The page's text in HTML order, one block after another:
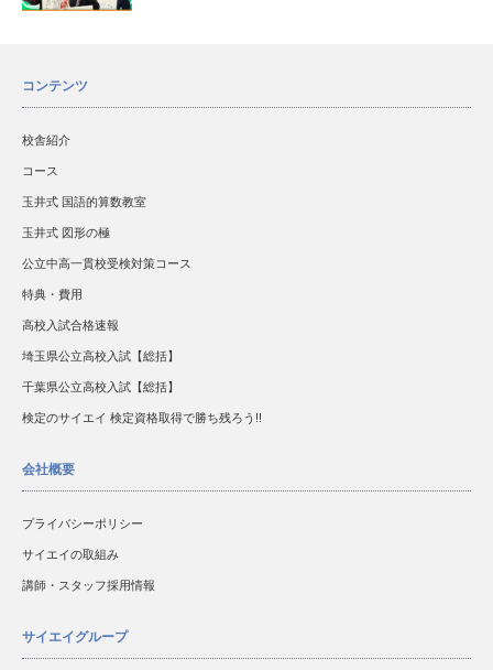
コンテンツ
校舎紹介
コース
玉井式 国語的算数教室
玉井式 図形の極
公立中高一貫校受検対策コース
特典・費用
高校入試合格速報
埼玉県公立高校入試【総括】
千葉県公立高校入試【総括】
検定のサイエイ 検定資格取得で勝ち残ろう!!
会社概要
プライバシーポリシー
サイエイの取組み
講師・スタッフ採用情報
サイエイグループ